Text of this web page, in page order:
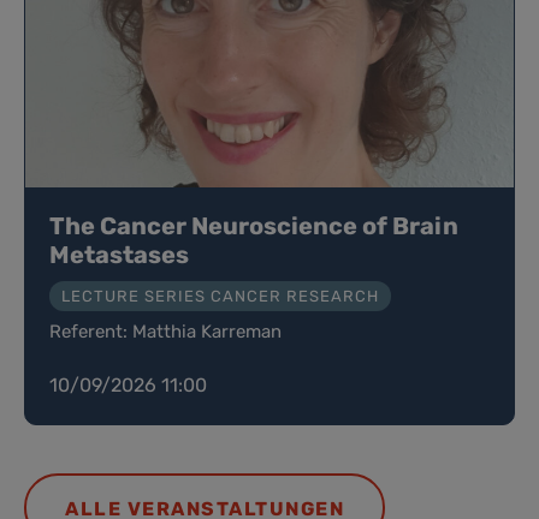
The Cancer Neuroscience of Brain
Metastases
LECTURE SERIES CANCER RESEARCH
Referent: Matthia Karreman
10/09/2026 11:00
ALLE VERANSTALTUNGEN